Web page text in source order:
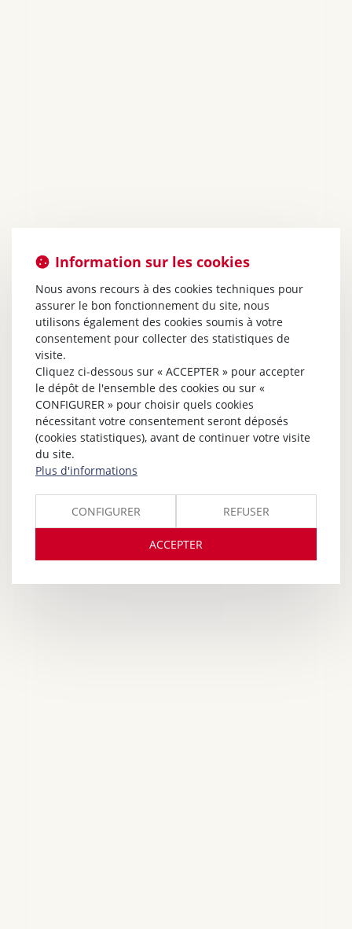
Information sur les cookies
Nous avons recours à des cookies techniques pour
assurer le bon fonctionnement du site, nous
utilisons également des cookies soumis à votre
consentement pour collecter des statistiques de
visite.
Cliquez ci-dessous sur « ACCEPTER » pour accepter
le dépôt de l'ensemble des cookies ou sur «
CONFIGURER » pour choisir quels cookies
nécessitant votre consentement seront déposés
(cookies statistiques), avant de continuer votre visite
du site.
Plus d'informations
CONFIGURER REFUSER
ACCEPTER